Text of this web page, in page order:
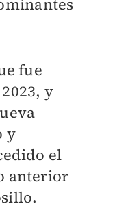
fue
y
y
el
anterior